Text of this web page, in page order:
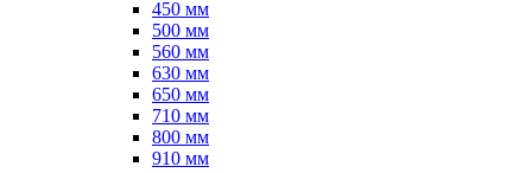
450 мм
500 мм
560 мм
630 мм
650 мм
710 мм
800 мм
910 мм